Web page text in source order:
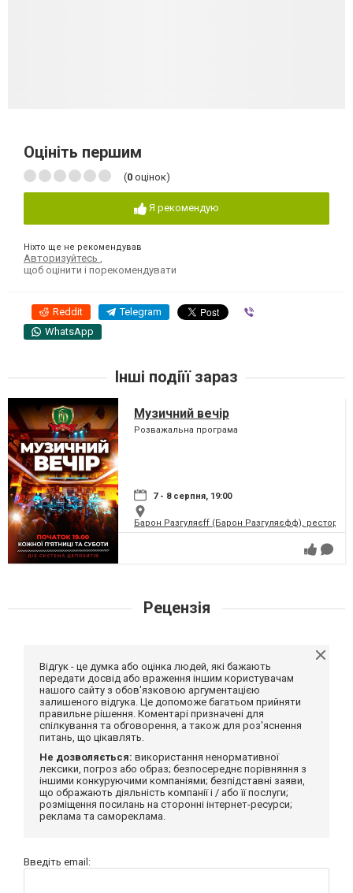
Оцініть першим
(0 оцінок)
Я рекомендую
Ніхто ще не рекомендував
Авторизуйтесь
щоб оцінити і порекомендувати
Reddit Telegram
WhatsApp
Інші подіїї зараз
Музичний вечір
Розважальна програма
7 - 8 серпня, 19:00
Барон Разгуляєff (Барон Разгуляєфф),
Рецензія
Відгук - це думка або оцінка людей, які бажають
передати досвід або враження іншим користувачам
нашого сайту з обов'язковою аргументацією
залишеного відгука. Це допоможе багатьом прийняти
правильне рішення. Коментарі призначені для
спілкування та обговорення, а також для роз'яснення
питань, що цікавлять.
Не дозволяється: використання ненормативної
лексики, погроз або образ; безпосереднє порівняння з
іншими конкуруючими компаніями; безпідставні заяви,
що ображають діяльність компанії і / або її послуги;
розміщення посилань на сторонні інтернет-ресурси;
реклама та самореклама.
Введіть email: